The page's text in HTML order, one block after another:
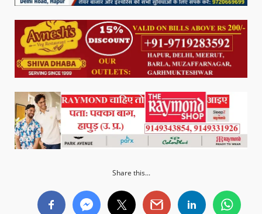
Share this...